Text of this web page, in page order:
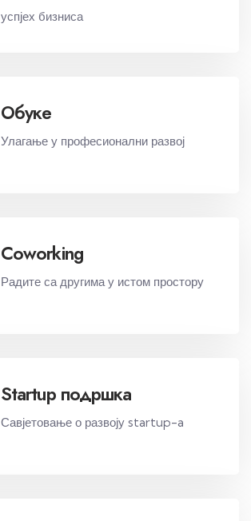
успјех бизниса
Обуке
Улагање у професионални развој
Coworking
Радите са другима у истом простору
Startup подршка
Савјетовање о развоју startup-a